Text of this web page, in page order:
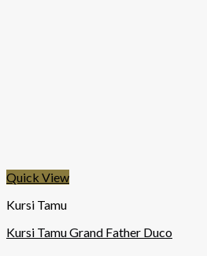
Quick View
Kursi Tamu
Kursi Tamu Grand Father Duco